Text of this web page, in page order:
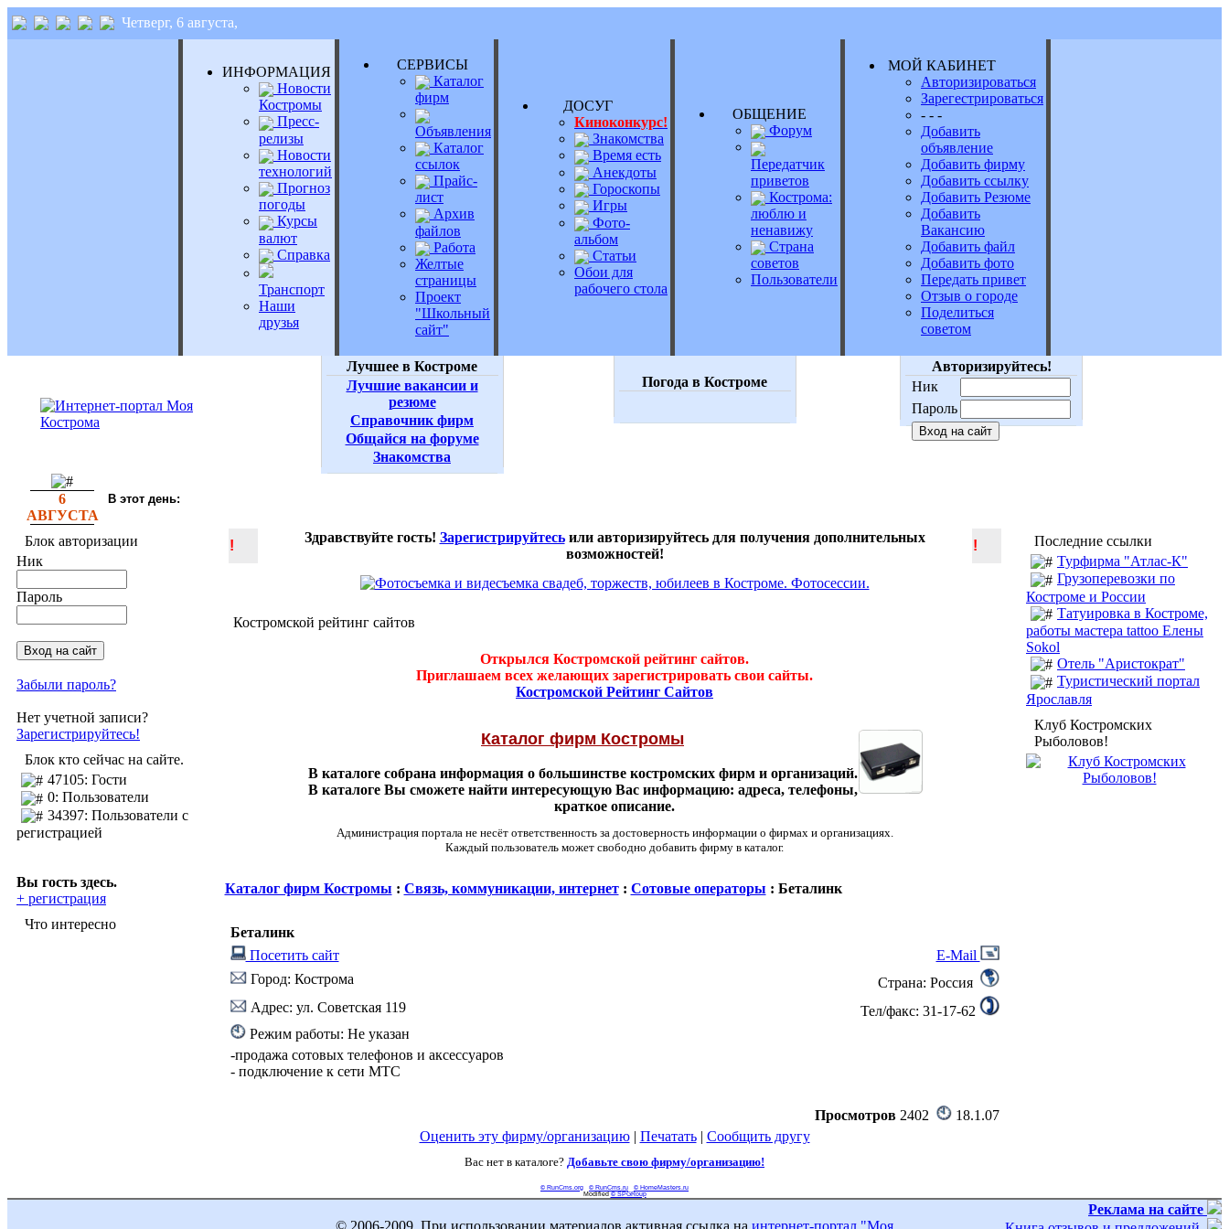
Четверг, 6 августа,
ИНФОРМАЦИЯ
Новости
Костромы
Пресс-
релизы
Новости
технологий
Прогноз
погоды
Курсы
валют
Справка
Транспорт
Наши
друзья
СЕРВИСЫ
Каталог
фирм
Объявления
Каталог
ссылок
Прайс-
лист
Архив
файлов
Работа
Желтые
страницы
Проект
"Школьный
сайт"
ДОСУГ
Киноконкурс!
Знакомства
Время есть
Анекдоты
Гороскопы
Игры
Фото-
альбом
Статьи
Обои для
рабочего стола
ОБЩЕНИЕ
Форум
Передатчик
приветов
Кострома:
люблю и
ненавижу
Страна
советов
Пользователи
МОЙ КАБИНЕТ
Авторизироваться
Зарегестрироваться
- - -
Добавить
объявление
Добавить фирму
Добавить ссылку
Добавить Резюме
Добавить
Вакансию
Добавить файл
Добавить фото
Передать привет
Отзыв о городе
Поделиться
советом
Лучшее в Костроме
Лучшие вакансии и
резюме
Справочник фирм
Общайся на форуме
Знакомства
Погода в Костроме
Авторизируйтесь!
Ник
Пароль
6
АВГУСТА
В этот день:
Блок авторизации
Ник
Пароль
Забыли пароль?
Нет учетной записи?
Зарегистрируйтесь!
Блок кто сейчас на сайте.
47105: Гости
0: Пользователи
34397: Пользователи с
регистрацией
Вы гость здесь.
+ регистрация
Что интересно
!
Здравствуйте гость! Зарегистрируйтесьили авторизируйтесь для получения дополнительных
возможностей!
!
Костромской рейтинг сайтов
Открылся Костромской рейтинг сайтов.
Приглашаем всех желающих зарегистрировать свои сайты.
Костромской Рейтинг Сайтов
Каталог фирм Костромы
В каталоге собрана информация о большинстве костромских фирм и организаций.
В каталоге Вы сможете найти интересующую Вас информацию: адреса, телефоны,
краткое описание.
Администрация портала не несёт ответственность за достоверность информации о фирмах и организациях.
Каждый пользователь может свободно добавить фирму в каталог.
Каталог фирм Костромы : Связь, коммуникации, интернет: Сотовые операторы : Беталинк
Беталинк
Посетить сайт
E-Mail
Город: Кострома
Страна: Россия
Адрес: ул. Советская 119
Тел/факс: 31-17-62
Режим работы: Не указан
-продажа сотовых телефонов и аксессуаров
- подключение к сети МТС
Просмотров2402
18.1.07
Оценить эту фирму/организацию| Печатать| Сообщить другу
Вас нет в каталоге? Добавьте свою фирму/организацию!
© RunCms.org © RunCms.ru
© HomeMasters.ru
Modified © SPGRoup
Последние ссылки
Турфирма "Атлас-К"
Грузоперевозки по
Костроме и России
Татуировка в Костроме,
работы мастера tattoo Елены
Sokol
Отель "Аристократ"
Туристический портал
Ярославля
Клуб Костромских
Рыболовов!
© 2006-2009. При использовании материалов активная ссылка на интернет-портал "Моя
Реклама на сайте